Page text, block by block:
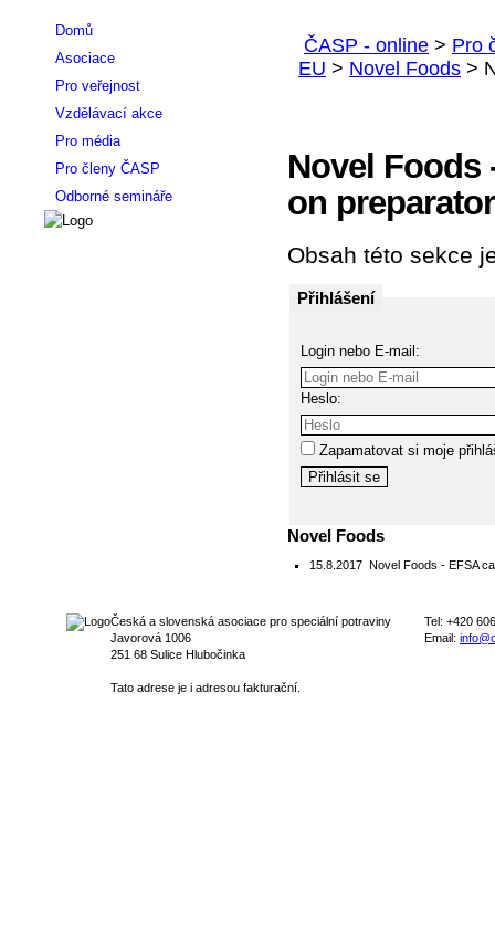
Novel Foods
on
Obsah této sekce
Přihlášení
Login nebo E-mail:
Heslo:
Zapamatovat si moje
Novel Foods
15.8.2017 Novel Foods - EFSA
Domů
Asociace
Pro veřejnost
Vzdělávací akce
Pro média
Pro členy ČASP
Odborné semináře
Česká a slovenská asociace pro speciální potraviny
Javorová 1006
251 68 Sulice Hlubočinka
Tato adrese je i adresou fakturační.
Tel: +420
Email: